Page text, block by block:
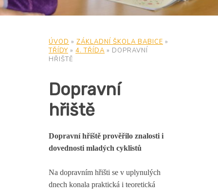
ÚVOD » ZÁKLADNÍ ŠKOLA BABICE »
TŘÍDY » 4. TŘÍDA » DOPRAVNÍ
HŘIŠTĚ
Dopravní
hřiště
Dopravní hřiště prověřilo znalosti i
dovednosti mladých cyklistů
Na dopravním hřišti se v uplynulých
dnech konala praktická i teoretická